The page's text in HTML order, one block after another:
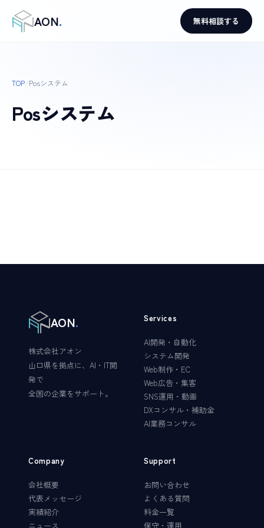
AON. 無料相談する
TOP/Posシステム
Posシステム
AON.
株式会社アオン
山口県を拠点に、AI・IT開
発で
全国の企業をサポート。
Services
AI開発・自動化
システム開発
Web制作・EC
Web広告・集客
SNS運用・動画
DXコンサル・補助金
AI業務コンサル
Company
会社概要
代表メッセージ
実績紹介
ニュース
Support
お問い合わせ
よくある質問
料金一覧
保守・運用